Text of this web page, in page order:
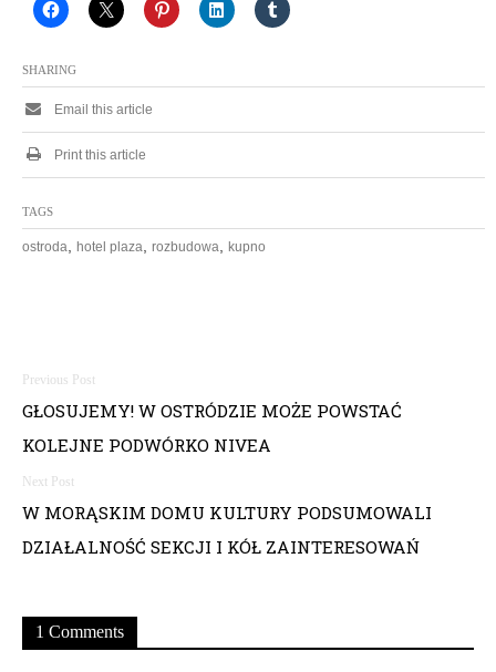
SHARING
Email this article
Print this article
TAGS
ostroda hotel plaza rozbudowa kupno
N
a
w
i
g
a
c
GŁOSUJEMY! W OSTRÓDZIE MOŻE POWSTAĆ
KOLEJNE PODWÓRKO NIVEA
W MORĄSKIM DOMU KULTURY PODSUMOWALI
DZIAŁALNOŚĆ SEKCJI I KÓŁ ZAINTERESOWAŃ
1 Comments